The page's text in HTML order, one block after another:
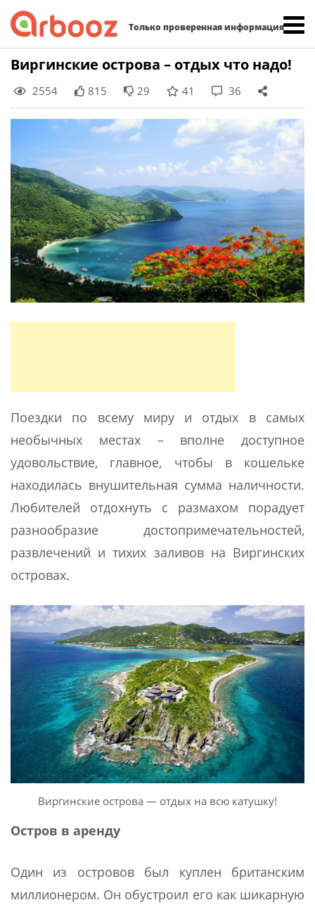
Только проверенная информация
Skip
content
Виргинские острова – отдых что надо!
2554 815 29 41 36
Поездки по всему миру и отдых в самых
необычных местах – вполне доступное
удовольствие, главное, чтобы в кошельке
находилась внушительная сумма наличности.
Любителей отдохнуть с размахом порадует
разнообразие достопримечательностей,
развлечений и тихих заливов на Виргинских
островах.
Виргинские острова — отдых на всю катушку!
Остров в аренду
Один из островов был куплен британским
миллионером. Он обустроил его как шикарную
Найти: